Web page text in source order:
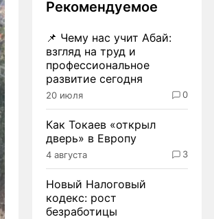
Рекомендуемое
📌 Чему нас учит Абай:
взгляд на труд и
профессиональное
развитие сегодня
20 июля 0
Как Токаев «открыл
дверь» в Европу
4 августа 3
Новый Налоговый
кодекс: рост
безработицы